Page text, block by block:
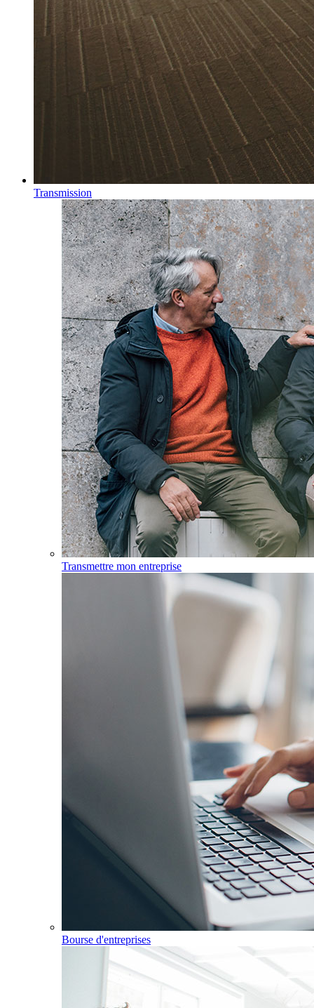
Transmission
Transmettre mon entreprise
Bourse d'entreprises